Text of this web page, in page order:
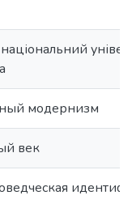
модернизм
век